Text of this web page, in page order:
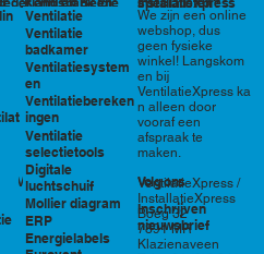
STAAN
tools
Ventilatie
Ventilatie
badkamer
Ventilatiesystem
en
Ventilatiebereken
ingen
Ventilatie
selectietools
Digitale
luchtschuif
Mollier diagram
ERP
Energielabels
We zijn een online
webshop, dus
geen fysieke
winkel! Langskom
en bij
VentilatieXpress ka
n alleen door
vooraf een
afspraak te
maken.
VentilatieXpress /
InstallatieXpress
Boeg 32
7891 MR
Klazienaveen
Volg ons
Inschrijven
nieuwsbrief